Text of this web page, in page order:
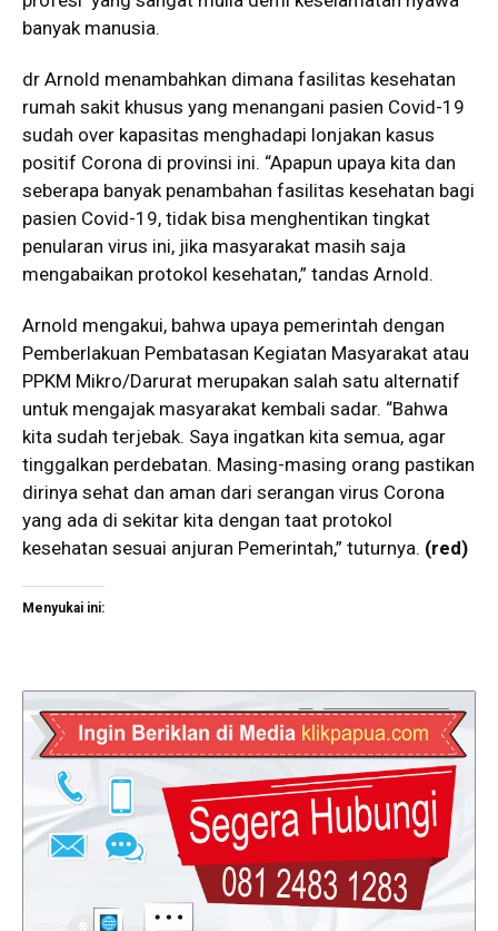
banyak manusia.
dr Arnold menambahkan dimana fasilitas kesehatan
rumah sakit khusus yang menangani pasien Covid-19
sudah over kapasitas menghadapi lonjakan kasus
positif Corona di provinsi ini. “Apapun upaya kita dan
seberapa banyak penambahan fasilitas kesehatan bagi
pasien Covid-19, tidak bisa menghentikan tingkat
penularan virus ini, jika masyarakat masih saja
mengabaikan protokol kesehatan,” tandas Arnold.
Arnold mengakui, bahwa upaya pemerintah dengan
Pemberlakuan Pembatasan Kegiatan Masyarakat atau
PPKM Mikro/Darurat merupakan salah satu alternatif
untuk mengajak masyarakat kembali sadar. “Bahwa
kita sudah terjebak. Saya ingatkan kita semua, agar
tinggalkan perdebatan. Masing-masing orang pastikan
dirinya sehat dan aman dari serangan virus Corona
yang ada di sekitar kita dengan taat protokol
kesehatan sesuai anjuran Pemerintah,” tuturnya. (red)
Menyukai ini: